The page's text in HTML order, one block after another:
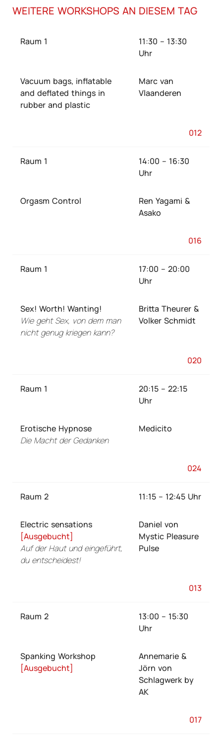
WEITERE WORKSHOPS AN DIESEM TAG
Raum 1
11:30 – 13:30
Uhr
Vacuum bags, inflatable
and deflated things in
rubber and plastic
Marc van
Vlaanderen
012
Raum 1
14:00 – 16:30
Uhr
Orgasm Control
Ren Yagami &
Asako
016
Raum 1
17:00 – 20:00
Uhr
Sex! Worth! Wanting!
Wie geht Sex, von dem man
nicht genug kriegen kann?
Britta Theurer &
Volker Schmidt
020
Raum 1
20:15 – 22:15
Uhr
Erotische Hypnose
Die Macht der Gedanken
Medicito
024
Raum 2 11:15 – 12:45 Uhr
Electric sensations
[Ausgebucht]
Auf der Haut und eingeführt,
du entscheidest!
Daniel von
Mystic Pleasure
Pulse
013
Raum 2
13:00 – 15:30
Uhr
Spanking Workshop
[Ausgebucht]
Annemarie &
Jörn von
Schlagwerk by
AK
017